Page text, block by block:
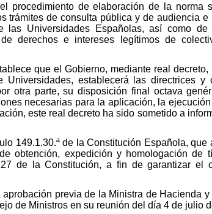
procedimiento de elaboración de la norma
trámites de consulta pública y de audiencia e
Universidades Españolas, así como de
derechos e intereses legítimos de
que el Gobierno, mediante real
establecerá las directrices y
otra parte, su disposición final octava
necesarias para la aplicación, la
este real decreto ha sido sometido a
149.1.30.ª de la Constitución Española, que
obtención, expedición y homologación de
de la Constitución, a fin de garantizar el
previa de la Ministra de Hacienda
de Ministros en su reunión del día 4 de julio